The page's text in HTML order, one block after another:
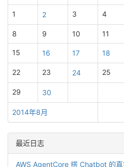
2014年8月
1 2 3 4
8 9 10 11
15 16 17 18
22 23 24 25
29 30
最近日志
AWS AgentCore 搭 Chatbot 的